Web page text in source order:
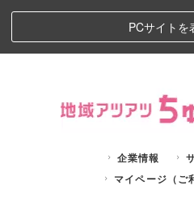
PCサイトを
企業情報
マイページ（ご